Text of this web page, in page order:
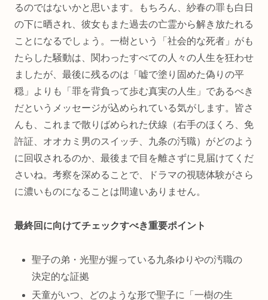
るのではないかと思います。もちろん、紗春の罪も白日
の下に晒され、彼女もまた過去の亡霊から解き放たれる
ことになるでしょう。一樹という「社会的な死者」がも
たらした騒動は、関わったすべての人々の人生を狂わせ
ましたが、最後に残るのは「嘘で塗り固めた偽りの平
穏」よりも「罪を背負って歩む真実の人生」であるべき
だというメッセージが込められている気がします。皆さ
んも、これまで散りばめられた伏線（右手のほくろ、免
許証、オオカミ男のスイッチ、九条の汚職）がどのよう
に回収されるのか、最後まで目を離さずに見届けてくだ
さいね。考察を深めることで、ドラマの視聴体験がさら
に濃いものになることは間違いありません。
最終回に向けてチェックすべき重要ポイント
聖子の弟・光聖が握っている九条ゆりやの汚職の
決定的な証拠
天童がいつ、どのような形で聖子に「一樹の生